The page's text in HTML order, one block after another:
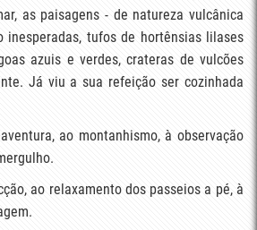
as paisagens - de natureza vulcânica
inesperadas, tufos de hortênsias lilases
azuis e verdes, crateras de vulcões
Já viu a sua refeição ser cozinhada
ao montanhismo, à observação
ao relaxamento dos passeios a pé, à